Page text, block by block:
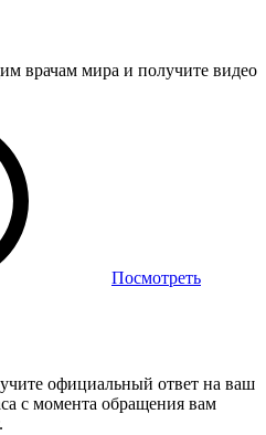
врачам мира и получите видео
Посмотреть
официальный ответ на ваш
с момента обращения вам